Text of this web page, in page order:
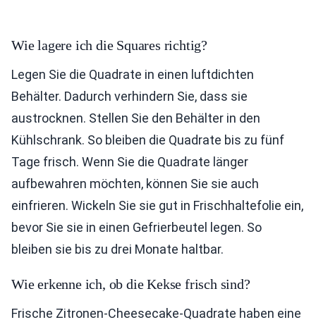
Wie lagere ich die Squares richtig?
Legen Sie die Quadrate in einen luftdichten
Behälter. Dadurch verhindern Sie, dass sie
austrocknen. Stellen Sie den Behälter in den
Kühlschrank. So bleiben die Quadrate bis zu fünf
Tage frisch. Wenn Sie die Quadrate länger
aufbewahren möchten, können Sie sie auch
einfrieren. Wickeln Sie sie gut in Frischhaltefolie ein,
bevor Sie sie in einen Gefrierbeutel legen. So
bleiben sie bis zu drei Monate haltbar.
Wie erkenne ich, ob die Kekse frisch sind?
Frische Zitronen-Cheesecake-Quadrate haben eine